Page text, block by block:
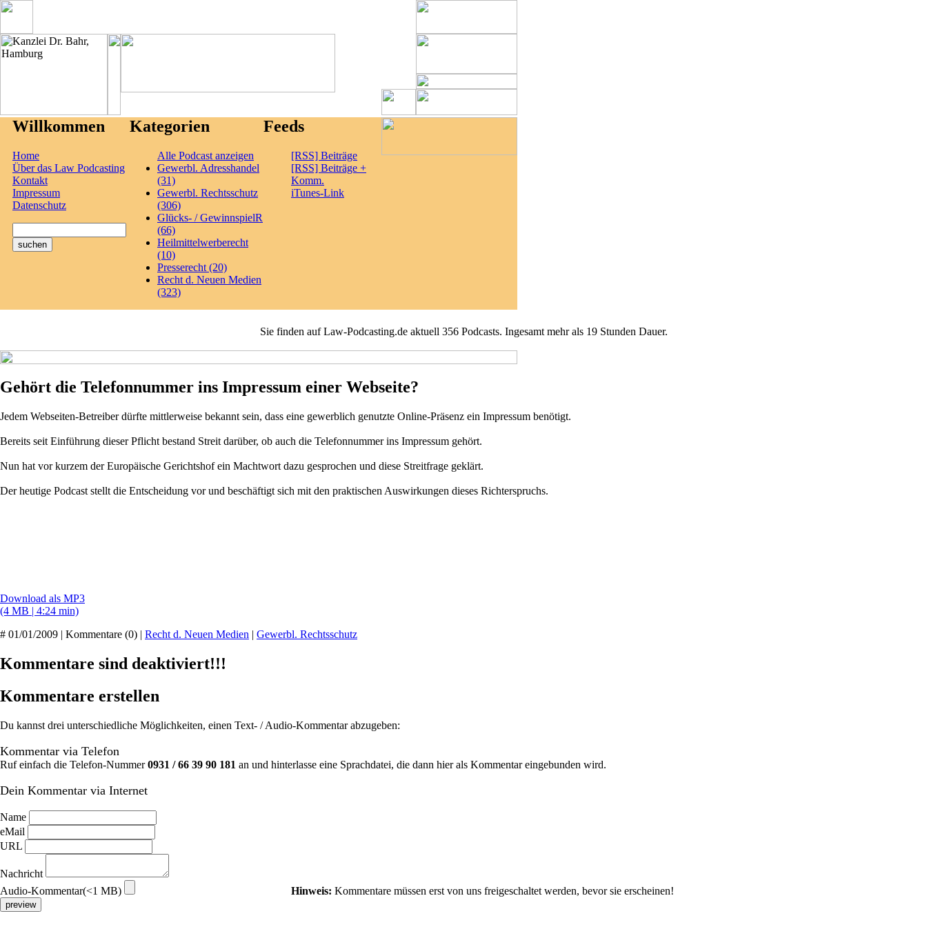
Willkommen
Home
Über das Law Podcasting
Kontakt
Impressum
Datenschutz
Kategorien
Alle Podcast anzeigen
Gewerbl. Adresshandel
(31)
Gewerbl. Rechtsschutz
(306)
Glücks- / GewinnspielR
(66)
Heilmittelwerberecht
(10)
Presserecht (20)
Recht d. Neuen Medien
(323)
Feeds
[RSS] Beiträge
[RSS] Beiträge +
Komm.
iTunes-Link
Sie finden auf Law-Podcasting.de aktuell 356 Podcasts. Ingesamt mehr als 19 Stunden Dauer.
Gehört die Telefonnummer ins Impressum einer Webseite?
Jedem Webseiten-Betreiber dürfte mittlerweise bekannt sein, dass eine gewerblich genutzte Online-Präsenz ein Impressum benötigt.
Bereits seit Einführung dieser Pflicht bestand Streit darüber, ob auch die Telefonnummer ins Impressum gehört.
Nun hat vor kurzem der Europäische Gerichtshof ein Machtwort dazu gesprochen und diese Streitfrage geklärt.
Der heutige Podcast stellt die Entscheidung vor und beschäftigt sich mit den praktischen Auswirkungen dieses Richterspruchs.
Download als MP3
(4 MB | 4:24 min)
# 01/01/2009 | Kommentare (0) | Recht d. Neuen Medien | Gewerbl. Rechtsschutz
Kommentare sind deaktiviert!!!
Kommentare erstellen
Du kannst drei unterschiedliche Möglichkeiten, einen Text- / Audio-Kommentar abzugeben:
Kommentar via Telefon
Ruf einfach die Telefon-Nummer0931 / 66 39 90 181 an und hinterlasse eine Sprachdatei, die dann hier als Kommentar eingebunden wird.
Dein Kommentar via Internet
Name
eMail
URL
Nachricht
Audio-Kommentar(<1 MB)
Hinweis: Kommentare müssen erst von uns freigeschaltet werden, bevor sie erscheinen!